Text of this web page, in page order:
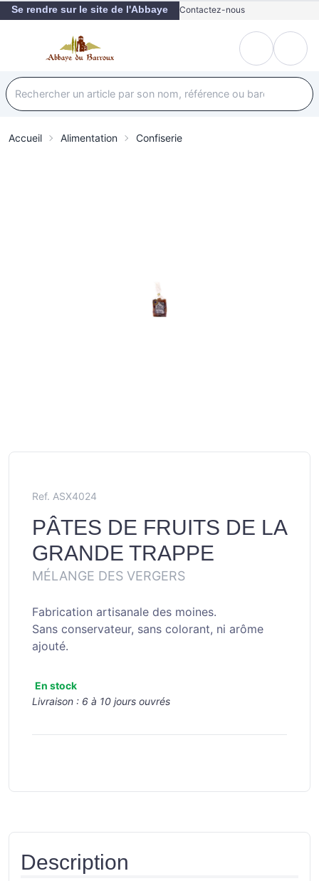
Se rendre sur le site de l'Abbaye Contactez-nous
Accueil Alimentation Confiserie
Ref. ASX4024
PÂTES DE FRUITS DE LA
GRANDE TRAPPE
MÉLANGE DES VERGERS
Fabrication artisanale des moines.
Sans conservateur, sans colorant, ni arôme
ajouté.
En stock
Livraison : 6 à 10 jours ouvrés
Description